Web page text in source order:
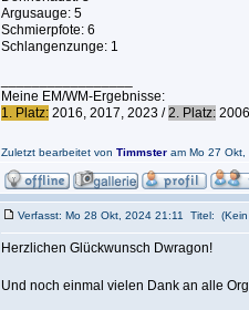
Argusauge: 5
Schmierpfote: 6
Schlangenzunge: 1
Meine EM/WM-Ergebnisse:
1. Platz: 2016, 2017, 2023 /2. Platz:
Zuletzt bearbeitet von Timmster am Mo 27
Verfasst: Mo 28 Okt, 2024 21:11 Titel:
Herzlichen Glückwunsch Dwragon!
Und noch einmal vielen Dank an alle